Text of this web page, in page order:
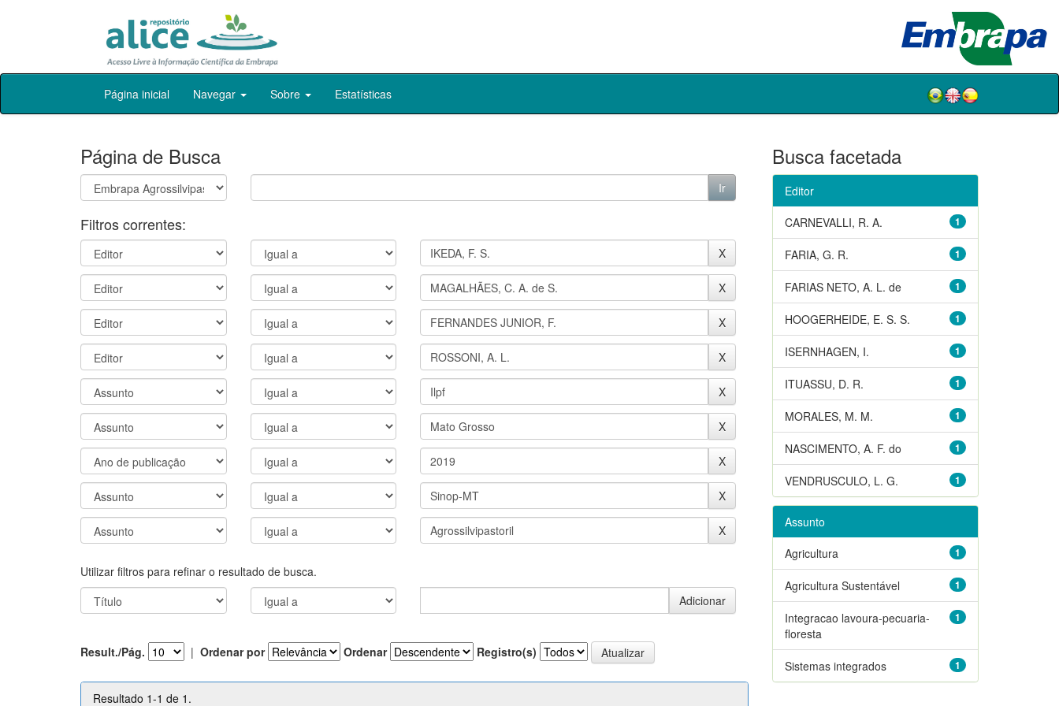
Skip
Página inicial Navegar Sobre Estatísticas
Página de Busca
Filtros correntes:
Utilizar filtros para refinar o resultado de busca.
Result./Pág. | Ordenar por Ordenar Registro(s)
Resultado 1-1 de 1.
Busca facetada
Editor
1
CARNEVALLI, R. A.
1
FARIA, G. R.
1
FARIAS NETO, A. L. de
1
HOOGERHEIDE, E. S. S.
1
ISERNHAGEN, I.
1
ITUASSU, D. R.
1
MORALES, M. M.
1
NASCIMENTO, A. F. do
1
VENDRUSCULO, L. G.
Assunto
1
Agricultura
1
Agricultura Sustentável
1
Integracao lavoura-pecuaria-
floresta
1
Sistemas integrados